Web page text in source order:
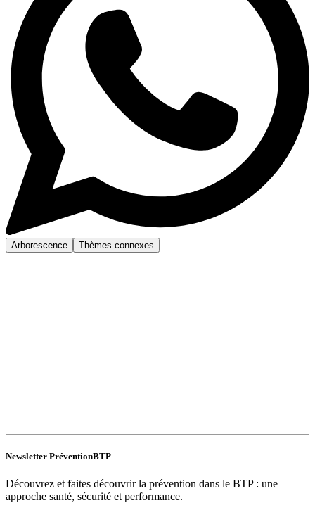
Arborescence Thèmes connexes
Newsletter PréventionBTP
Découvrez et faites découvrir la prévention dans le BTP : une
approche santé, sécurité et performance.